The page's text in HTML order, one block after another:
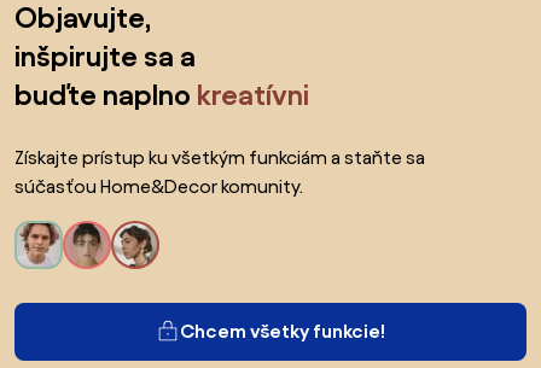
Objavujte,
inšpirujte sa a
buďte naplno kreatívni
Získajte prístup ku všetkým funkciám a staňte sa
súčasťou Home&Decor komunity.
Chcem všetky funkcie!